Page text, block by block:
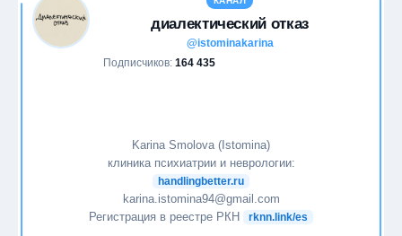
диалектический отказ
@istominakarina
Подписчиков: 164 435
Karina Smolova (Istomina)
клиника психиатрии и неврологии:
handlingbetter.ru
karina.istomina94@gmail.com
Регистрация в реестре РКН
rknn.link/es